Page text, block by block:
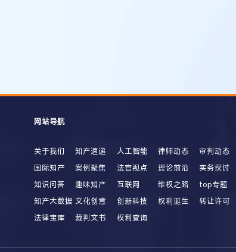
网站导航
关于我们 知产速递 人工智能 律师动态
审判动态
国际知产
案例聚焦 法官视点 理论前沿
实务探讨
知识问答
趣味知产 互联网 维权之路
top专题
知产大数据 文化创意 创新科技 权利诞生
转让许可
法律宝库
裁判文书 权利查询